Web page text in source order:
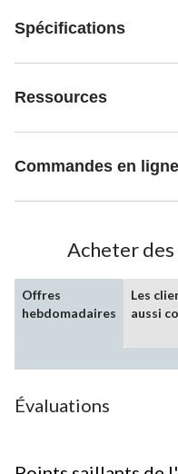
Spécifications
Ressources
Commandes en
Acheter
Offres
hebdomadaires
Les
aussi
Évaluations